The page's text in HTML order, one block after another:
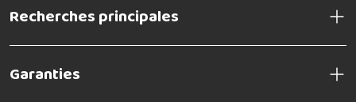
Recherches principales
Garanties